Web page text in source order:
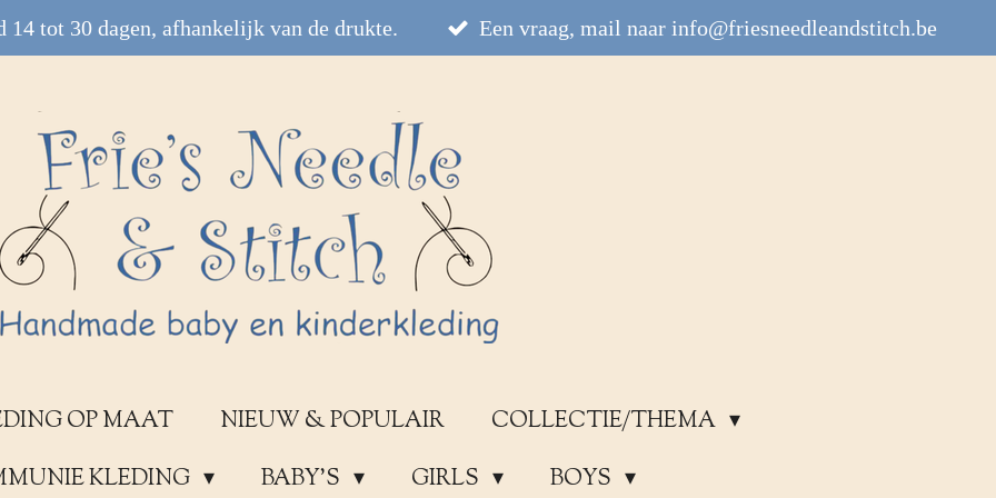
14 tot 30 dagen, afhankelijk van de drukte. Een vraag, mail naar info@friesneedleandstitch.be
OP MAAT NIEUW & POPULAIR
COLLECTIE/THEMA
KLEDING
BABY'S GIRLS
BOYS